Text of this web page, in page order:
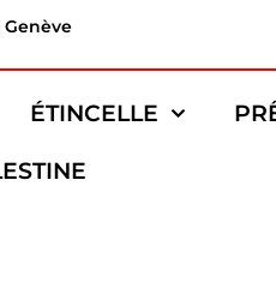
Genève
ÉTINCELLE